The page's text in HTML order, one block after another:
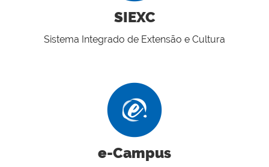
SIEXC
Sistema Integrado de Extensão e Cultura
e-Campus